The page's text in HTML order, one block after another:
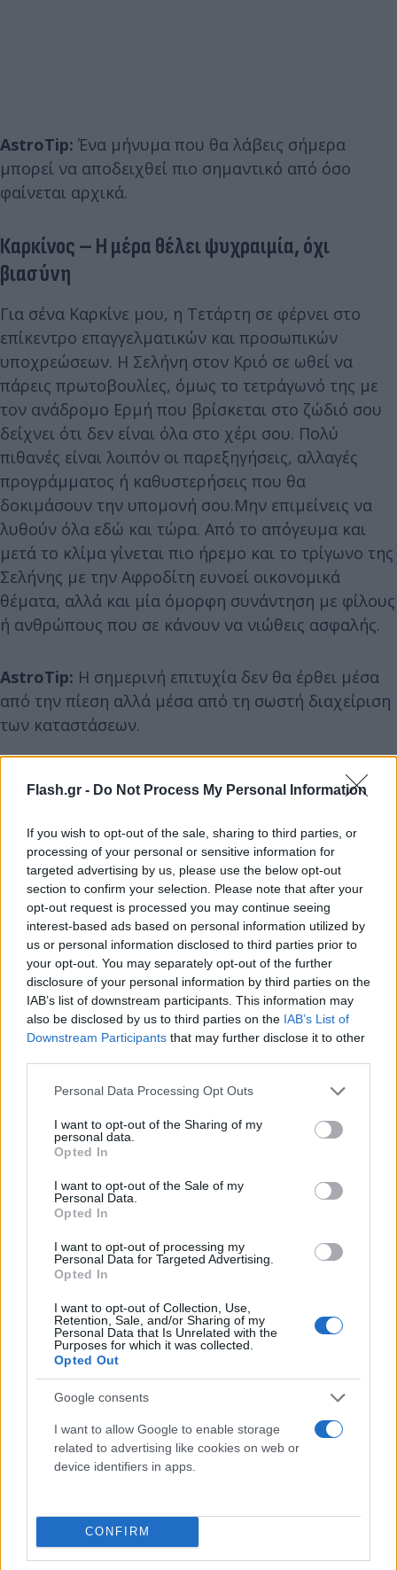
Flash.gr - Do Not Process My Personal Information
If you wish to opt-out of the sale, sharing to third parties, or
processing of your personal or sensitive information for
targeted advertising by us, please use the below opt-out
section to confirm your selection. Please note that after your
opt-out request is processed you may continue seeing
interest-based ads based on personal information utilized by
us or personal information disclosed to third parties prior to
your opt-out. You may separately opt-out of the further
disclosure of your personal information by third parties on the
IAB’s list of downstream participants. This information may
also be disclosed by us to third parties on the IAB’s List of
Downstream Participants that may further disclose it to other
Please note that this website/app uses one or more Google
not limited to your visit or usage behaviour. You may click to
grant or deny consent to Google and its third-party tags to
use your data for below specified purposes in below Google
consent section.
Personal Data Processing Opt Outs
I want to opt-out of the Sharing of my
personal data.
Opted In
I want to opt-out of the Sale of my
Personal Data.
Opted In
I want to opt-out of processing my
Personal Data for Targeted Advertising.
Opted In
I want to opt-out of Collection, Use,
Retention, Sale, and/or Sharing of my
Personal Data that Is Unrelated with the
Purposes for which it was collected.
Opted Out
Google consents
I want to allow Google to enable storage
related to advertising like cookies on web or
device identifiers in apps.
CONFIRM
AstroTip: Ένα μήνυμα που θα λάβεις σήμερα
μπορεί να αποδειχθεί πιο σημαντικό από όσο
φαίνεται αρχικά.
Καρκίνος – Η μέρα θέλει ψυχραιμία, όχι
βιασύνη
Για σένα Καρκίνε μου, η Τετάρτη σε φέρνει στο
επίκεντρο επαγγελματικών και προσωπικών
υποχρεώσεων. Η Σελήνη στον Κριό σε ωθεί να
πάρεις πρωτοβουλίες, όμως το τετράγωνό της με
τον ανάδρομο Ερμή που βρίσκεται στο ζώδιό σου
δείχνει ότι δεν είναι όλα στο χέρι σου. Πολύ
πιθανές είναι λοιπόν οι παρεξηγήσεις, αλλαγές
προγράμματος ή καθυστερήσεις που θα
δοκιμάσουν την υπομονή σου.Μην επιμείνεις να
λυθούν όλα εδώ και τώρα. Από το απόγευμα και
μετά το κλίμα γίνεται πιο ήρεμο και το τρίγωνο της
Σελήνης με την Αφροδίτη ευνοεί οικονομικά
θέματα, αλλά και μία όμορφη συνάντηση με φίλους
ή ανθρώπους που σε κάνουν να νιώθεις ασφαλής.
AstroTip: Η σημερινή επιτυχία δεν θα έρθει μέσα
από την πίεση αλλά μέσα από τη σωστή διαχείριση
των καταστάσεων.
Λέων – Το βράδυ είναι όλο δικό σου
αρκετές υποχρεώσεις ή μικρές καθυστερήσεις που
ίσως σε αποσυντονίσουν, ιδιαίτερα αν έχεις
κανονίσει κάποιο ταξίδι, μία συνάντηση ή μία
σημαντική επικοινωνία. Η Σελήνη στον Κριό σου
χαρίζει αισιοδοξία και διάθεση να ανοίξεις νέους
ορίζοντες, όμως το πρωινό τετράγωνο με τον
ανάδρομο Ερμή δείχνει πως κάποια σχέδια
χρειάζονται αναπροσαρμογή ή καλύτερη
οργάνωση. Μην απογοητευτείς αν κάτι μετατεθεί
εντελώς. Το τρίγωνο της Σελήνης με την Αφροδίτη
Μία έξοδος, μία γνωριμία, ένα φλερτ ή μία
ευχάριστη πρόσκληση μπορεί να σου φτιάξει τη
διάθεση και να σου θυμίσει ότι το καλοκαίρι μόλις
AstroTip:Κράτησε χαμηλούς τόνους το πρωί και
άφησε το βράδυ να σε αποζημιώσει.
Παρθένος – Μην πιέζεις καταστάσεις να
ξεκαθαρίσουν σήμερα
Παρθένε μου, η ημέρα ξεκινά με αρκετές σκέψεις
γύρω από οικονομικές ή συναισθηματικές
εκκρεμότητες. Η Σελήνη στον Κριό φέρνει στο
προσκήνιο ζητήματα που αφορούν κοινά
έχει ακόμη ολοκληρωθεί. Το τετράγωνό της με τον
ανάδρομο Ερμή μπορεί να δημιουργήσει